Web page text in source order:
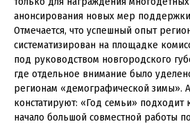
анонсирования новых мер поддержки
Отмечается, что успешный опыт
систематизирован на площадке
под руководством новгородского
где отдельное внимание было
регионам «демографической зимы».
констатируют: «Год семьи» подходит
начало большой совместной работы